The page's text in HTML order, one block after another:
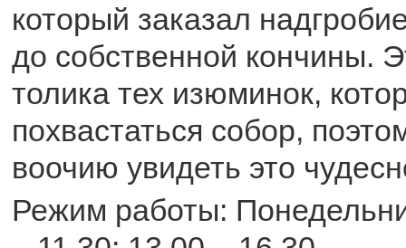
который заказал
до собственной кончины.
толика тех изюминок,
похвастаться собор,
воочию увидеть это
Режим работы: